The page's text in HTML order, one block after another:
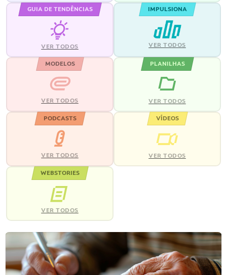
GUIA DE TENDÊNCIAS
VER TODOS
IMPULSIONA
VER TODOS
MODELOS
VER TODOS
PLANILHAS
VER TODOS
PODCASTS
VER TODOS
VÍDEOS
VER TODOS
WEBSTORIES
VER TODOS